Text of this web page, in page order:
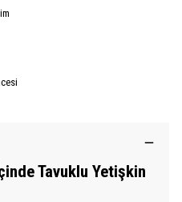
Tavuklu Yetişkin